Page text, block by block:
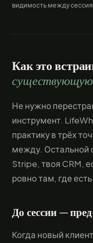
видимость между
Как это
существующую
Не нужно
инструмент.
практику в трёх
между. Остальной
Stripe, твоя CRM,
ровно там, где есть.
До сессии —
Когда новый